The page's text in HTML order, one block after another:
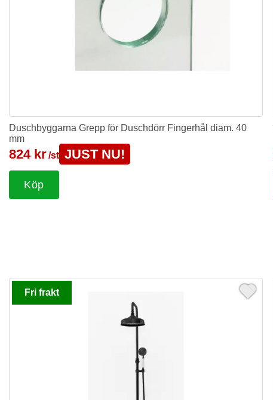
Duschbyggarna Grepp för Duschdörr Fingerhål diam. 40
mm
824 kr/st JUST NU!
Köp
Fri frakt